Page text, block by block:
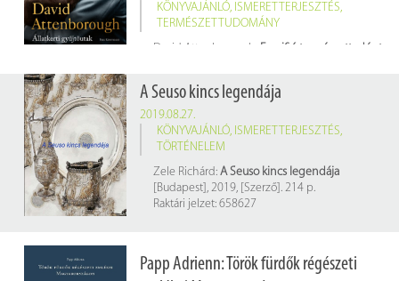
BLOG
KÖNYVAJÁNLÓ, ISMERETTERJESZTÉS,
TERMÉSZETTUDOMÁNY
David Attenborough: Egy ifjú természettudós történetei – Állatkerti gyűjtőutak
Raktári jelzet: E 012992
A Seuso kincs legendája
2019.08.27.
KÖNYVAJÁNLÓ, ISMERETTERJESZTÉS,
TÖRTÉNELEM
Zele Richárd: A Seuso kincs legendája
[Budapest], 2019, [Szerző]. 214 p.
Raktári jelzet: 658627
Papp Adrienn: Török fürdők régészeti